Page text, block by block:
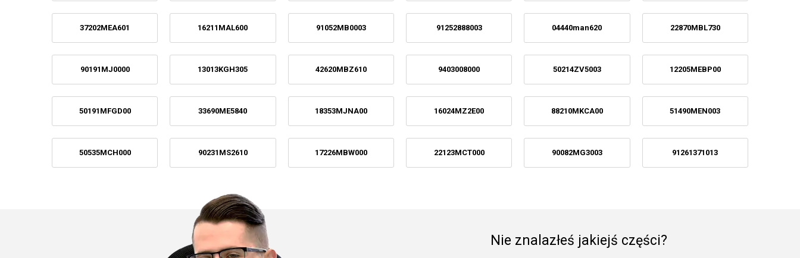
37202MEA601 16211MAL600 91052MB0003 91252888003 04440man620 22870MBL730
90191MJ0000 13013KGH305 42620MBZ610 9403008000 50214ZV5003 12205MEBP00
50191MFGD00 33690ME5840 18353MJNA00 16024MZ2E00 88210MKCA00 51490MEN003
50535MCH000 90231MS2610 17226MBW000 22123MCT000 90082MG3003 91261371013
Nie znalazłeś jakiejś części?